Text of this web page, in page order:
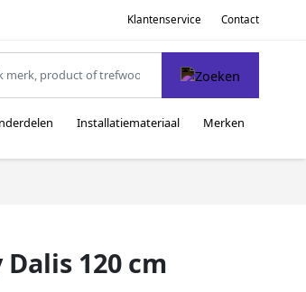
Klantenservice Contact
Installatiemateriaal Merken
120 cm